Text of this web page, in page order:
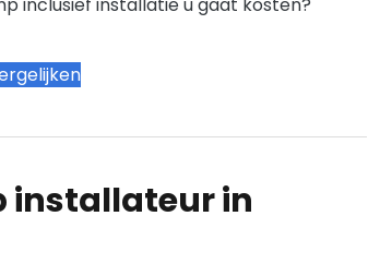
inclusief installatie u gaat kosten?
installateur in